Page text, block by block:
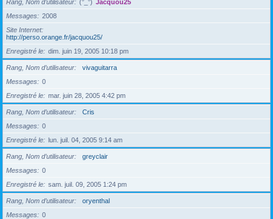
Rang, Nom d’utilisateur (°_°) Jacquou25
Messages
2008
Site Internet
http://perso.orange.fr/jacquou25/
Enregistré le
dim. juin 19, 2005 10:18 pm
Rang, Nom d’utilisateur
vivaguitarra
Messages
0
Enregistré le
mar. juin 28, 2005 4:42 pm
Rang, Nom d’utilisateur
Cris
Messages
0
Enregistré le
lun. juil. 04, 2005 9:14 am
Rang, Nom d’utilisateur
greyclair
Messages
0
Enregistré le
sam. juil. 09, 2005 1:24 pm
Rang, Nom d’utilisateur
oryenthal
Messages
0